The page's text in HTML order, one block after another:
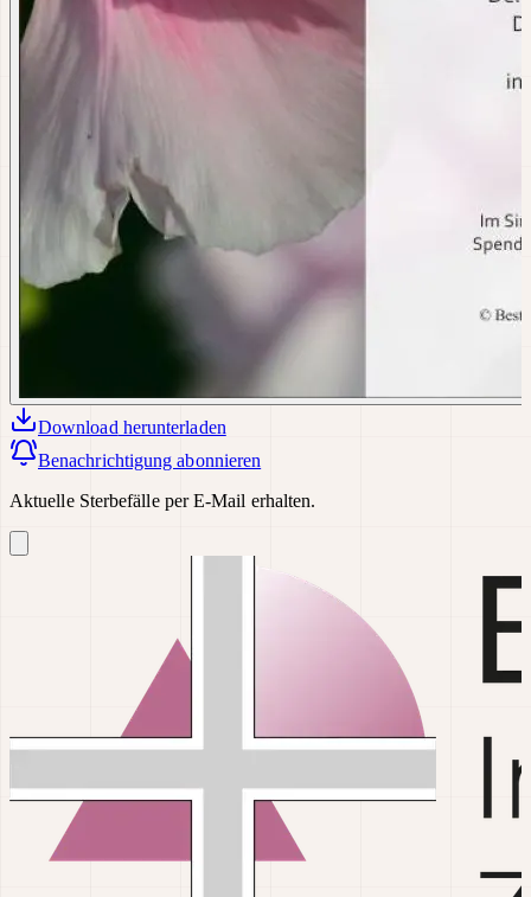
Download herunterladen
Benachrichtigung abonnieren
Aktuelle Sterbefälle per E-Mail erhalten.